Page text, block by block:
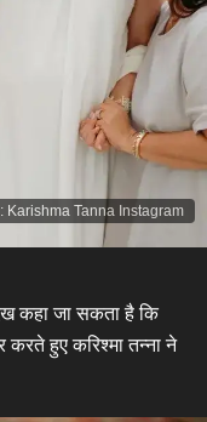
: Karishma Tanna Instagram
कहा जा सकता है कि
हुए करिश्मा तन्ना ने